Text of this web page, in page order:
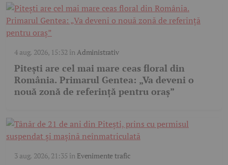
4 aug. 2026, 15:32 înAdministrativ
Pitești are cel mai mare ceas floral din
România. Primarul Gentea: „Va deveni o
nouă zonă de referință pentru oraș”
3 aug. 2026, 21:35 în Evenimente trafic